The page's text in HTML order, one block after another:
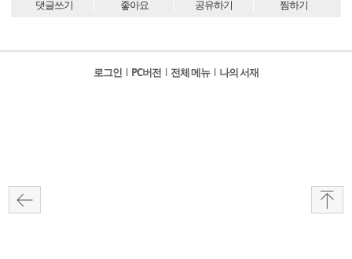
댓글쓰기 좋아요 공유하기 찜하기
로그인 l PC버전 l 전체 메뉴 l 나의 서재